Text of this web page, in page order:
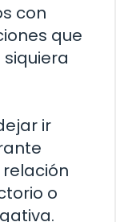
con
que
ir
o